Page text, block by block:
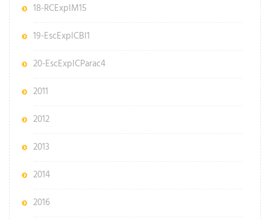
18-RCExplM15
19-EscExplCBl1
20-EscExplCParac4
2011
2012
2013
2014
2016